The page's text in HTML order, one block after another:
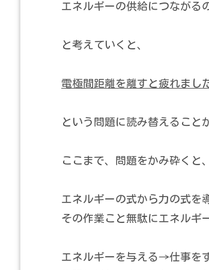
エネルギーの供給につながる
と考えていくと、
電極間距離を離すと疲れまし
という問題に読み替えること
ここまで、問題をかみ砕く
エネルギーの式から力の式を
その作業こと無駄にエネルギ
エネルギーを与える→仕事を